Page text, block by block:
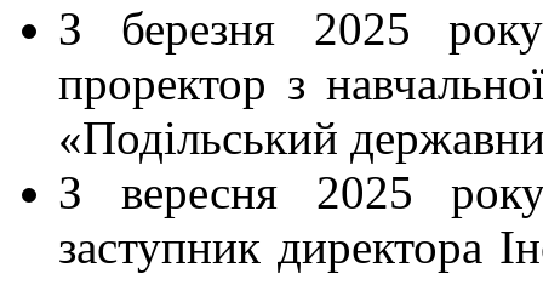
З березня 2025
проректор з
«Подільський
З вересня 2025
заступник директора